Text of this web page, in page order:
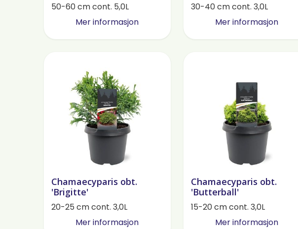
50-60 cm cont. 5,0L
Mer informasjon
30-40 cm cont. 3,0L
Mer informasjon
Chamaecyparis obt.
'Brigitte'
20-25 cm cont. 3,0L
Mer informasjon
Chamaecyparis obt.
'Butterball'
15-20 cm cont. 3,0L
Mer informasjon